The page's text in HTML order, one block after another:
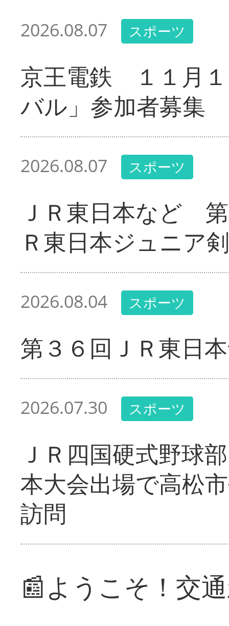
2026.08.07 スポーツ
京王電鉄 １１月
バル」参加者募集
2026.08.07 スポーツ
ＪＲ東日本など
Ｒ東日本ジュニア
2026.08.04 スポーツ
第３６回ＪＲ東日
2026.07.30 スポーツ
ＪＲ四国硬式野球
本大会出場で高松
訪問
📰ようこそ！交